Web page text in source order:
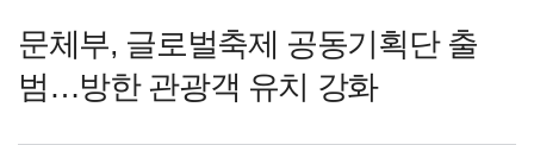
문체부, 글로벌축제 공동기획단 출
범…방한 관광객 유치 강화